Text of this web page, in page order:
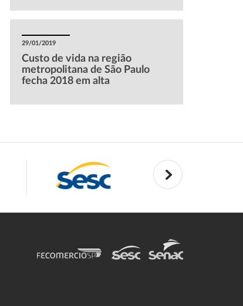
29/01/2019
Custo de vida na região
metropolitana de São Paulo
fecha 2018 em alta